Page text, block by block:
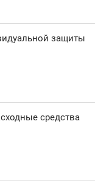
защиты
средства